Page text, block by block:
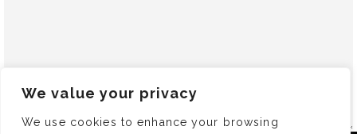
We value your privacy
We use cookies to enhance your browsing